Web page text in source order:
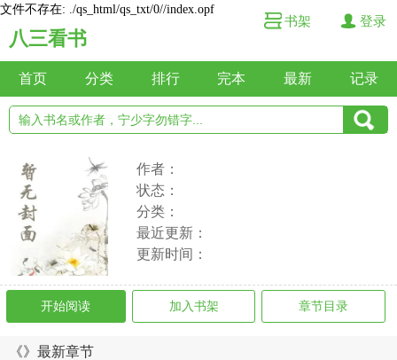
文件不存在: ./qs_html/qs_txt/0//index.opf
八三看书
书架 登录
首页 分类 排行 完本 最新 记录
作者：
状态：
分类：
最近更新：
更新时间：
开始阅读 加入书架 章节目录
《》最新章节